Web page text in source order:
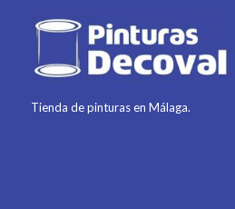
Tienda de pinturas en Málaga.